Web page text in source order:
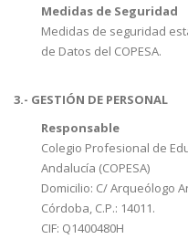
Medidas de Seguridad
Medidas de seguridad
de Datos del COPESA.
3.- GESTIÓN DE PERSONAL
Responsable
Colegio Profesional de
Andalucía (COPESA)
Domicilio: C/ Arqueólogo
Córdoba, C.P.: 14011.
CIF: Q1400480H